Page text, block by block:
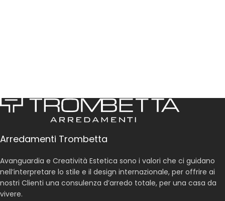
Arredamenti Trombetta
Avanguardia e Creatività Estetica sono i valori che ci guidano
nell’interpretare lo stile e il design internazionale, per offrire ai
nostri Clienti una consulenza d’arredo totale, per una casa da
vivere.